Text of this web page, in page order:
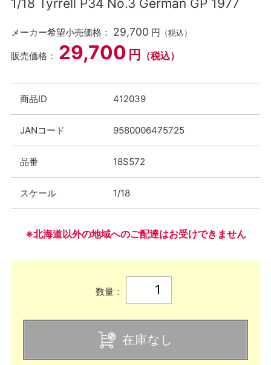
1/18 Tyrrell P34 No.3 German GP 1977
メーカー希望小売価格： 29,700 円 （税込）
販売価格： 29,700 円 （税込）
商品ID 412039
JANコード 9580006475725
品番 18S572
スケール 1/18
※北海道以外の地域へのご配達はお受けできません
数量：
在庫なし